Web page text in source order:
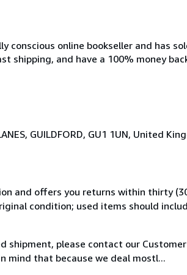
conscious online bookseller and has
shipping, and have a 100% money
GUILDFORD, GU1 1UN, United
and offers you returns within thirty
condition; used items should
shipment, please contact our
mind that because we deal mostl...